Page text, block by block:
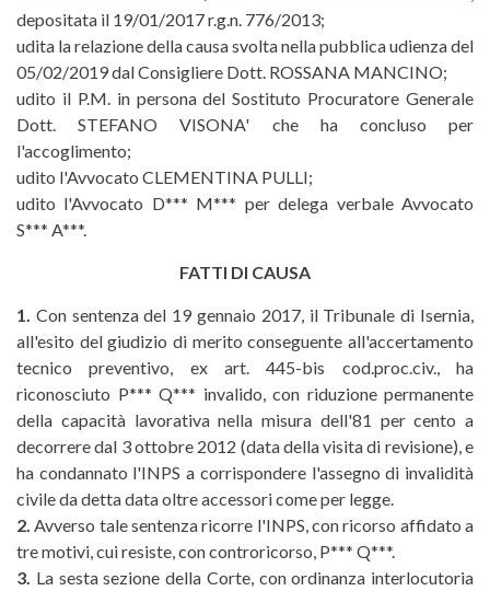
depositata il 19/01/2017 r.g.n. 776/2013;
udita la relazione della causa svolta nella pubblica udienza del
05/02/2019 dal Consigliere Dott. ROSSANA MANCINO;
udito il P.M. in persona del Sostituto Procuratore Generale
Dott. STEFANO VISONA' che ha concluso per
l'accoglimento;
udito l'Avvocato CLEMENTINA PULLI;
udito l'Avvocato D*** M*** per delega verbale Avvocato
S*** A***.
FATTI DI CAUSA
1. Con sentenza del 19 gennaio 2017, il Tribunale di Isernia,
all'esito del giudizio di merito conseguente all'accertamento
tecnico preventivo, ex art. 445-bis cod.proc.civ., ha
riconosciuto P*** Q*** invalido, con riduzione permanente
della capacità lavorativa nella misura dell'81 per cento a
decorrere dal 3 ottobre 2012 (data della visita di revisione), e
ha condannato l'INPS a corrispondere l'assegno di invalidità
civile da detta data oltre accessori come per legge.
2. Avverso tale sentenza ricorre l'INPS, con ricorso affidato a
tre motivi, cui resiste, con controricorso, P*** Q***.
3. La sesta sezione della Corte, con ordinanza interlocutoria